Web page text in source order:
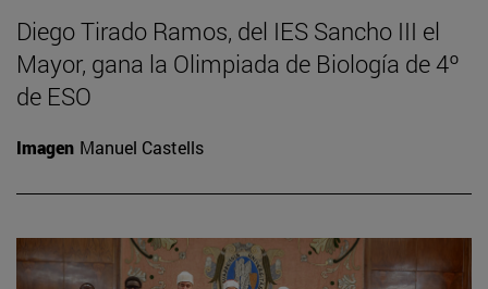
Diego Tirado Ramos, del IES Sancho III el
Mayor, gana la Olimpiada de Biología de 4º
de ESO
Imagen Manuel Castells